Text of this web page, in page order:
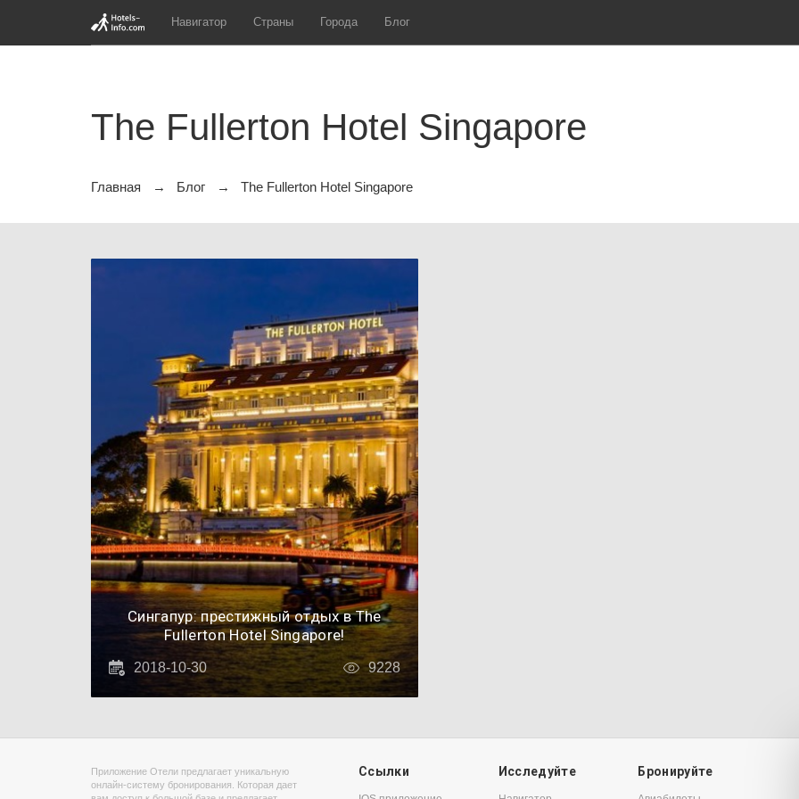
Навигатор Страны Города Блог
The Fullerton Hotel Singapore
Главная Блог The Fullerton Hotel Singapore
Сингапур: престижный отдых в The
Fullerton Hotel Singapore!
2018-10-30 9228
Приложение Отели предлагает уникальную
онлайн-систему бронирования. Которая дает
Ссылки Исследуйте Бронируйте